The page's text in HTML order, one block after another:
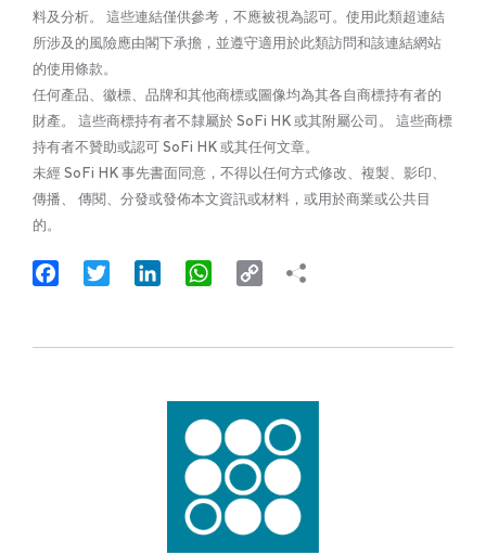
料及分析。 這些連結僅供參考，不應被視為認可。使用此類超連結
所涉及的風險應由閣下承擔，並遵守適用於此類訪問和該連結網站
的使用條款。
任何產品、徽標、品牌和其他商標或圖像均為其各自商標持有者的
財產。 這些商標持有者不隸屬於 SoFi HK 或其附屬公司。 這些商標
持有者不贊助或認可 SoFi HK 或其任何文章。
未經 SoFi HK 事先書面同意，不得以任何方式修改、複製、影印、
傳播、 傳閱、分發或發佈本文資訊或材料，或用於商業或公共目
的。
FacebookTwitter LinkedInWhatsApp
Copy